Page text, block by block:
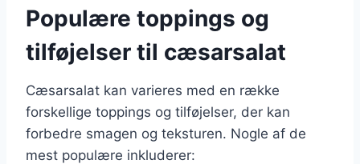
Populære toppings og
tilføjelser til cæsarsalat
Cæsarsalat kan varieres med en række
forskellige toppings og tilføjelser, der kan
forbedre smagen og teksturen. Nogle af de
mest populære inkluderer: